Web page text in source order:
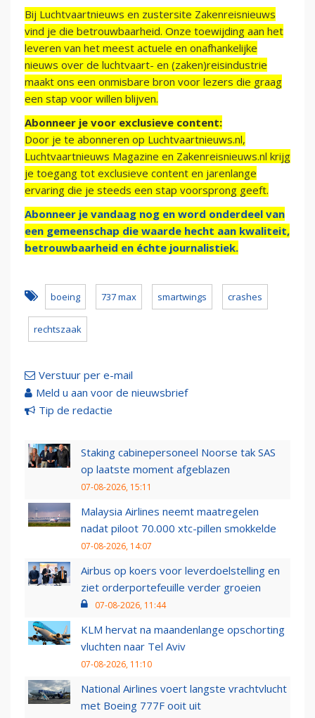
Bij Luchtvaartnieuws en zustersite Zakenreisnieuws
vind je die betrouwbaarheid. Onze toewijding aan het
leveren van het meest actuele en onafhankelijke
nieuws over de luchtvaart- en (zaken)reisindustrie
maakt ons een onmisbare bron voor lezers die graag
een stap voor willen blijven.
Abonneer je voor exclusieve content:
Door je te abonneren op Luchtvaartnieuws.nl,
Luchtvaartnieuws Magazine en Zakenreisnieuws.nl krijg
je toegang tot exclusieve content en jarenlange
ervaring die je steeds een stap voorsprong geeft.
Abonneer je vandaag nog en word onderdeel van
een gemeenschap die waarde hecht aan kwaliteit,
betrouwbaarheid en échte journalistiek.
boeing 737 max smartwings crashes
rechtszaak
Verstuur per e-mail
Meld u aan voor de nieuwsbrief
Tip de redactie
Staking cabinepersoneel Noorse tak SAS
op laatste moment afgeblazen
07-08-2026, 15:11
Malaysia Airlines neemt maatregelen
nadat piloot 70.000 xtc-pillen smokkelde
07-08-2026, 14:07
Airbus op koers voor leverdoelstelling en
ziet orderportefeuille verder groeien
07-08-2026, 11:44
KLM hervat na maandenlange opschorting
vluchten naar Tel Aviv
07-08-2026, 11:10
National Airlines voert langste vrachtvlucht
met Boeing 777F ooit uit